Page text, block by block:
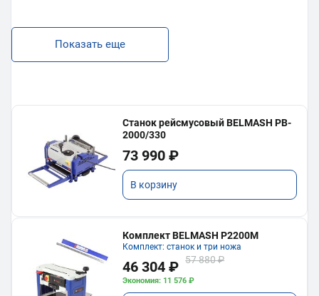
Показать еще
Станок рейсмусовый BELMASH PB-
2000/330
73 990 ₽
В корзину
Комплект BELMASH P2200M
Комплект: станок и три ножа
46 304 ₽ 57 880 ₽
Экономия: 11 576 ₽